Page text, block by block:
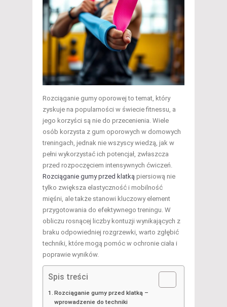
Rozciąganie gumy oporowej to temat, który
zyskuje na popularności w świecie fitnessu, a
jego korzyści są nie do przecenienia. Wiele
osób korzysta z gum oporowych w domowych
treningach, jednak nie wszyscy wiedzą, jak w
pełni wykorzystać ich potencjał, zwłaszcza
przed rozpoczęciem intensywnych ćwiczeń.
Rozciąganie gumy przed klatką piersiową nie
tylko zwiększa elastyczność i mobilność
mięśni, ale także stanowi kluczowy element
przygotowania do efektywnego treningu. W
obliczu rosnącej liczby kontuzji wynikających z
braku odpowiedniej rozgrzewki, warto zgłębić
techniki, które mogą pomóc w ochronie ciała i
poprawie wyników.
Spis treści
Rozciąganie gumy przed klatką –
wprowadzenie do techniki